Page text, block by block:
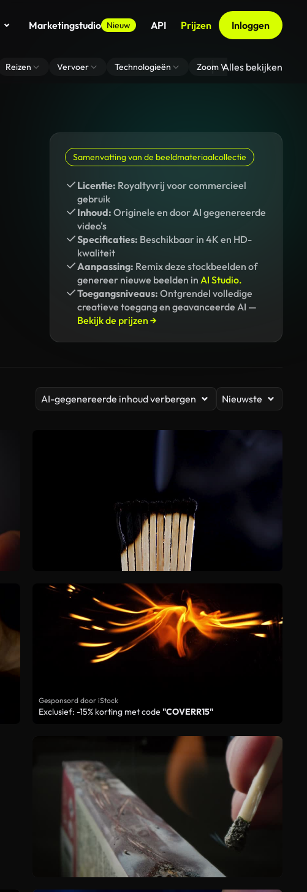
Marketingstudio Nieuw API Prijzen Inloggen
Reizen Vervoer Technologieën Zoom Virtuele
Alles bekijken
Samenvatting van de beeldmateriaalcollectie
Licentie: Royaltyvrij voor commercieel
gebruik
Inhoud: Originele en door AI gegenereerde
video's
Specificaties: Beschikbaar in 4K en HD-
kwaliteit
Aanpassing: Remix deze stockbeelden of
genereer nieuwe beelden in AI Studio.
Toegangsniveaus: Ontgrendel volledige
creatieve toegang en geavanceerde AI —
Bekijk de prijzen →
AI-gegenereerde inhoud verbergen Nieuwste
Gesponsord door iStock
Exclusief: -15% korting met code "COVERR15"